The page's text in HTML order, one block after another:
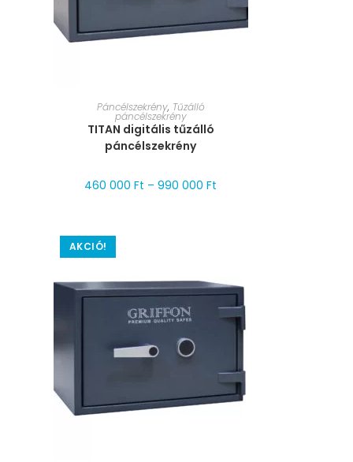
MÉRET VÁLASZTÁSA
Páncélszekrény, Tűzálló
páncélszekrény
TITAN digitális tűzálló
páncélszekrény
460 000Ft –990 000Ft
AKCIÓ!